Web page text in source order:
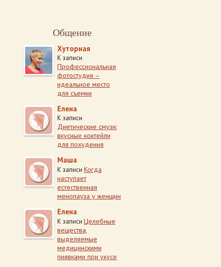
Общение
Хуторная
К записи
Профессиональная
фотостудия –
идеальное место
для съемки
Елена
К записи
Диетические смузи:
вкусные коктейли
для похудения
Маша
К записи Когда
наступает
естественная
менопауза у женщин
Елена
К записи Целебные
вещества,
выделяемые
медицинскими
пиявками при укусе